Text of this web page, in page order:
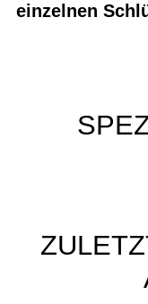
einzelnen